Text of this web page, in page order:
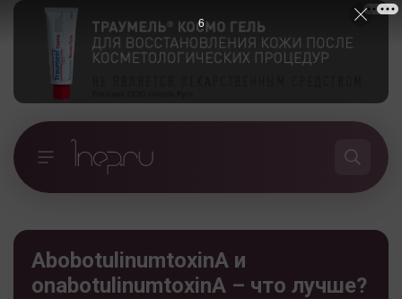
AbobotulinumtoxinA и
onabotulinumtoxinA – что лучше?
5